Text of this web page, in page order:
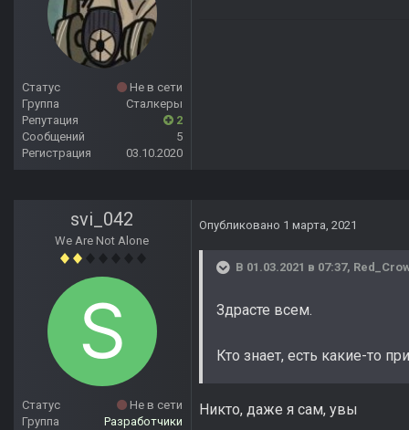
Статус
Не в сети
Группа
Сталкеры
Репутация
2
Сообщений
5
Регистрация
03.10.2020
svi_042
We Are Not Alone
Статус
Не в сети
Группа
Разработчики
Опубликовано 1 марта, 2021
В 01.03.2021 в 07:37,
Здрасте всем.
Кто знает, есть какие-то
Никто, даже я сам, увы